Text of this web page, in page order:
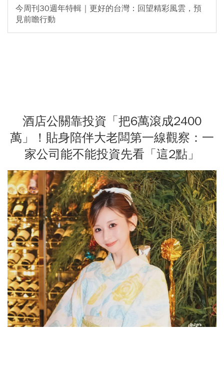
今周刊30週年特輯｜更好的台灣：回望精彩風雲，預
見前瞻行動
酒店公關靠投資「把6萬滾成2400
萬」！貼身陪伴大老闆第一線觀察：一
家公司能不能投資先看「這2點」